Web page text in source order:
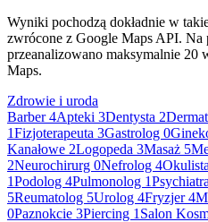
Wyniki pochodzą dokładnie w
zwrócone z Google Maps API. Na
przeanalizowano maksymalnie
Maps.
Zdrowie i uroda
Barber4Apteki 3Dentysta 2
1Fizjoterapeuta 3Gastrolog 0
Kanałowe 2Logopeda 3Masaż 5
2Neurochirurg 0Nefrolog 4Okulista
1Podolog 4Pulmonolog 1Psychiatra
5Reumatolog 5Urolog 4Fryzjer4
0Paznokcie 3Piercing 1 Salon